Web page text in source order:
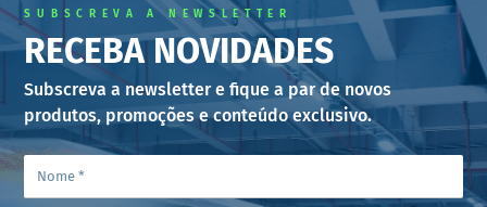
SUBSCREVA A NEWSLETTER
RECEBA NOVIDADES
Subscreva a newsletter e fique a par de novos
produtos, promoções e conteúdo exclusivo.